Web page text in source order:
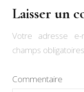
Laisser un
Votre adresse
champs
Commentaire